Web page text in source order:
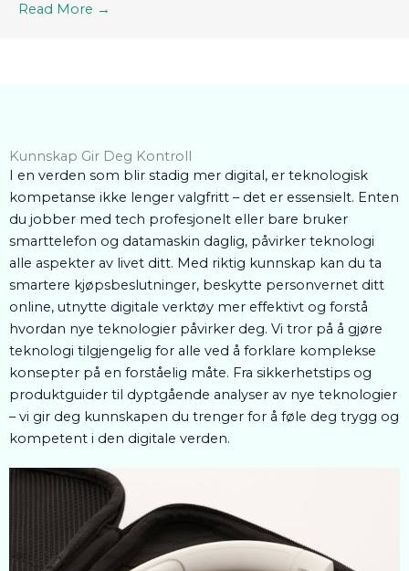
Read More →
Kunnskap Gir Deg Kontroll
I en verden som blir stadig mer digital, er teknologisk
kompetanse ikke lenger valgfritt – det er essensielt. Enten
du jobber med tech profesjonelt eller bare bruker
smarttelefon og datamaskin daglig, påvirker teknologi
alle aspekter av livet ditt. Med riktig kunnskap kan du ta
smartere kjøpsbeslutninger, beskytte personvernet ditt
online, utnytte digitale verktøy mer effektivt og forstå
hvordan nye teknologier påvirker deg. Vi tror på å gjøre
teknologi tilgjengelig for alle ved å forklare komplekse
konsepter på en forståelig måte. Fra sikkerhetstips og
produktguider til dyptgående analyser av nye teknologier
– vi gir deg kunnskapen du trenger for å føle deg trygg og
kompetent i den digitale verden.